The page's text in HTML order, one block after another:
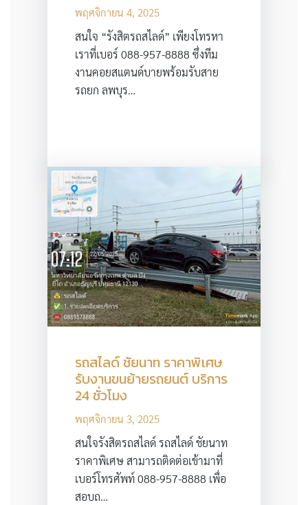
พฤศจิกายน 4, 2025
สนใจ “รังสิตรถสไลด์” เพียงโทรหา
เราที่เบอร์ 088-957-8888 ซึ่งทีม
งานคอยสแตนด์บายพร้อมรับสาย
รถยก ลพบุร…
รถสไลด์ ชัยนาท ราคาพิเศษ
รับงานขนย้ายรถยนต์ บริการ
24 ชั่วโมง
พฤศจิกายน 3, 2025
สนใจรังสิตรถสไลด์ รถสไลด์ ชัยนาท
ราคาพิเศษ สามารถติดต่อเข้ามาที่
เบอร์โทรศัพท์ 088-957-8888 เพื่อ
สอบถ…